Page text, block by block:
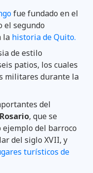
fue fundado en el
el segundo
la historia de Quito.
de estilo
patios, los cuales
militares durante la
del
, que se
ejemplo del barroco
del siglo XVII, y
turísticos de